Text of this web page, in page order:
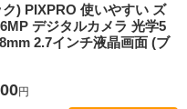
) PIXPRO 使いやすい ズ
デジタルカメラ 光学5
2.7インチ液晶画面 (ブ
円